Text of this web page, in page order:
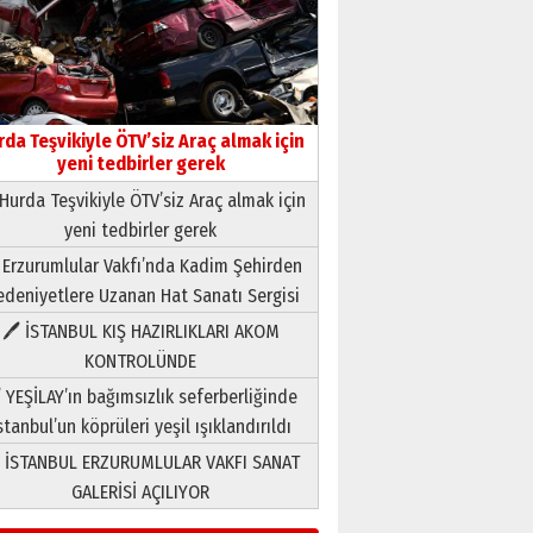
Teşvikiyle ÖTV’siz Araç almak için
yeni tedbirler gerek
Teşvikiyle ÖTV’siz Araç almak için
yeni tedbirler gerek
Vakfı’nda Kadim Şehirden
Uzanan Hat Sanatı Sergisi
🖊 İSTANBUL KIŞ HAZIRLIKLARI AKOM
KONTROLÜNDE
bağımsızlık seferberliğinde
köprüleri yeşil ışıklandırıldı
ERZURUMLULAR VAKFI SANAT
GALERİSİ AÇILIYOR
Neşat YALÇIN
Paranın Aile Kültüründeki Yeri
03 Ağustos 2026 Pazartesi
Yıldırım Gündoğdu
HAVVA’NIN ÜÇ KIZI
09 Temmuz 2026 Perşembe
Yusuf POLAT
Şampiyonluk Sebahattin
Şirin’e yazar